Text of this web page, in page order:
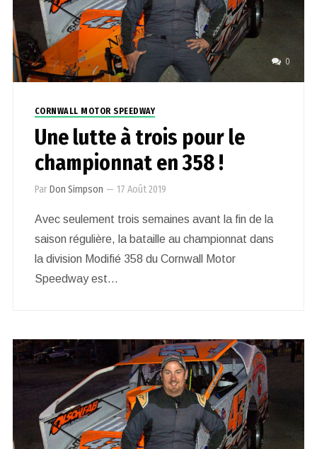
0
CORNWALL MOTOR SPEEDWAY
Une lutte à trois pour le
championnat en 358 !
ParDon Simpson — 17 Août 2019
Avec seulement trois semaines avant la fin de la
saison régulière, la bataille au championnat dans
la division Modifié 358 du Cornwall Motor
Speedway est…